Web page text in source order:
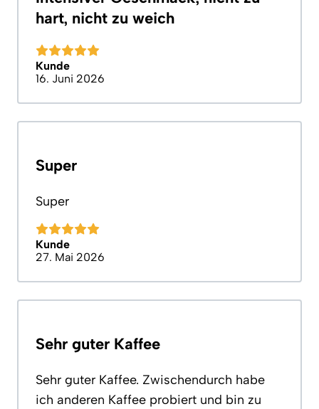
hart, nicht zu weich
Kunde
16. Juni 2026
Super
Super
Kunde
27. Mai 2026
Sehr guter Kaffee
Sehr guter Kaffee. Zwischendurch habe
ich anderen Kaffee probiert und bin zu